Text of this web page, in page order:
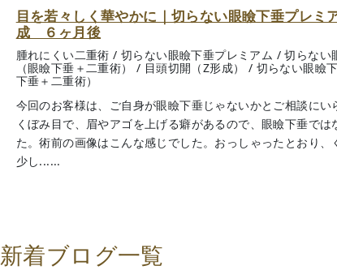
目を若々しく華やかに｜切らない眼瞼下垂プレミ
成 ６ヶ月後
腫れにくい二重術 /切らない眼瞼下垂プレミアム /切らない
（眼瞼下垂＋二重術）
/ 目頭切開（Z形成） / 切らない眼瞼
下垂＋二重術）
今回のお客様は、ご自身が眼瞼下垂じゃないかとご相談にい
くぼみ目で、眉やアゴを上げる癖があるので、眼瞼下垂では
た。術前の画像はこんな感じでした。おっしゃったとおり、
少し......
新着ブログ一覧